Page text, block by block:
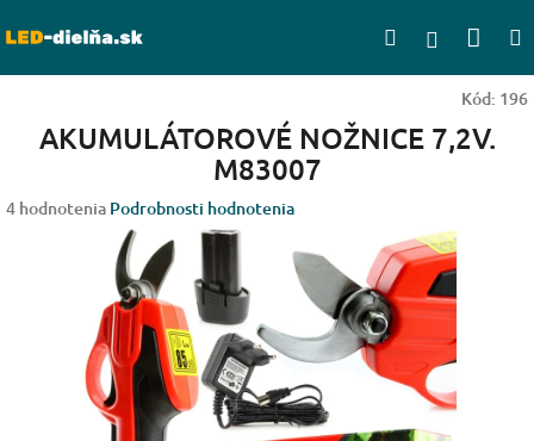
na
Hľadať
Kód: 196
AKUMULÁTOROVÉ NOŽNICE 7,2V.
M83007
Priemerné
hviezdičiek.
4 hodnotenia Podrobnosti hodnotenia